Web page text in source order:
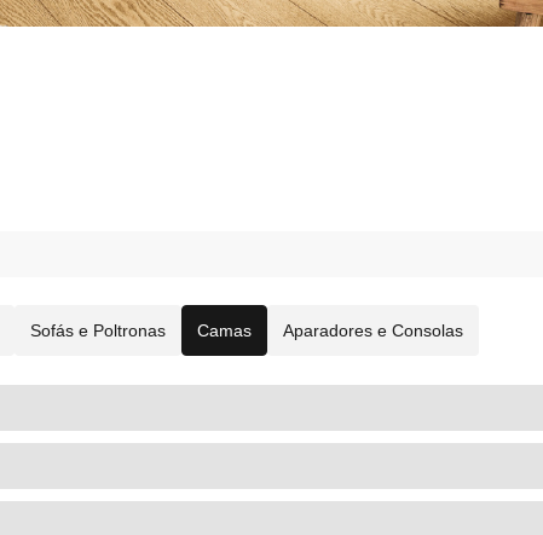
Sofás e Poltronas Camas Aparadores e Consolas